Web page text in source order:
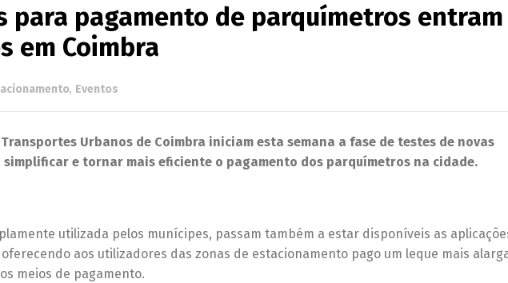
para pagamento de parquímetros entram
em Coimbra
, Eventos
Urbanos de Coimbra iniciam esta semana a fase de testes de novas
e tornar mais eficiente o pagamento dos parquímetros na cidade.
utilizada pelos munícipes, passam também a estar disponíveis as
oferecendo aos utilizadores das zonas de estacionamento pago um leque mais
meios de pagamento.